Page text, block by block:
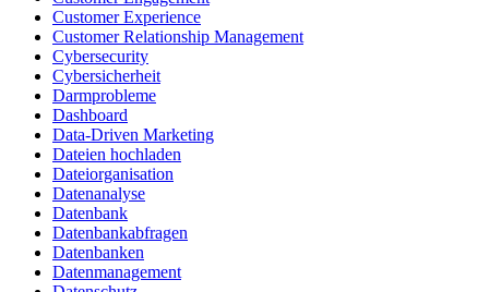
Customer Experience
Customer Relationship Management
Cybersecurity
Cybersicherheit
Darmprobleme
Dashboard
Data-Driven Marketing
Dateien hochladen
Dateiorganisation
Datenanalyse
Datenbank
Datenbankabfragen
Datenbanken
Datenmanagement